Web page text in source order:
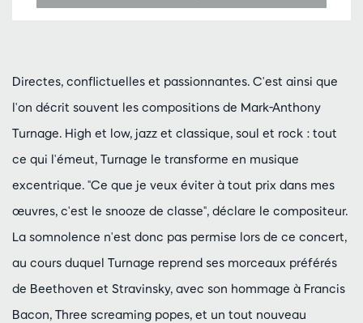
Directes, conflictuelles et passionnantes. C'est ainsi que
l'on décrit souvent les compositions de Mark-Anthony
Turnage. High et low, jazz et classique, soul et rock : tout
ce qui l'émeut, Turnage le transforme en musique
excentrique. "Ce que je veux éviter à tout prix dans mes
œuvres, c'est le snooze de classe", déclare le compositeur.
La somnolence n'est donc pas permise lors de ce concert,
au cours duquel Turnage reprend ses morceaux préférés
de Beethoven et Stravinsky, avec son hommage à Francis
Bacon, Three screaming popes, et un tout nouveau